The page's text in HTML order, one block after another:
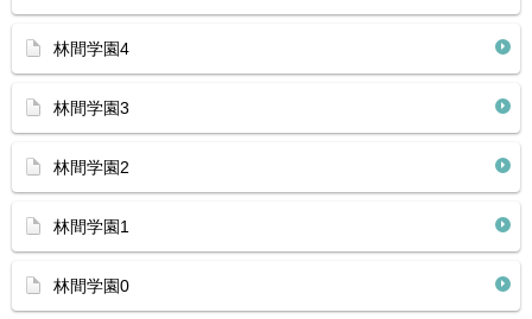
林間学園4
林間学園3
林間学園2
林間学園1
林間学園0